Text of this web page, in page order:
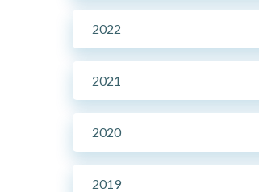
2022
2021
2020
2019